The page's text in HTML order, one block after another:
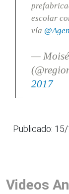
escolar
vía
—
2017
Publicado:
Videos